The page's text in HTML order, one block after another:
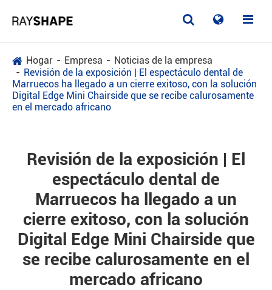
Hogar Empresa
Noticias de la empresa
Revisión de la exposición | El espectáculo dental de
Marruecos ha llegado a un cierre exitoso, con la solución
Digital Edge Mini Chairside que se recibe calurosamente
en el mercado africano
Revisión de la exposición | El
espectáculo dental de
Marruecos ha llegado a un
cierre exitoso, con la solución
Digital Edge Mini Chairside que
se recibe calurosamente en el
mercado africano